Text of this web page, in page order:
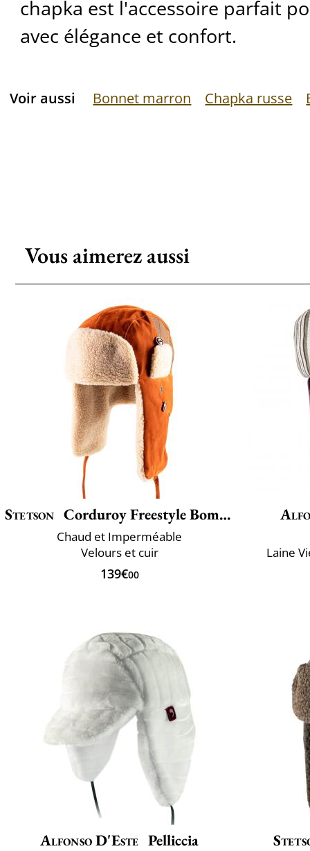
chapka est l'accessoire parfait
avec élégance et confort.
Voir aussi Bonnet marron Chapka russe
Vous aimerez aussi
Stetson Corduroy Freestyle Bomber
Chaud et Imperméable
Velours et cuir
139€00
Laine
Alfonso D'Este Pelliccia